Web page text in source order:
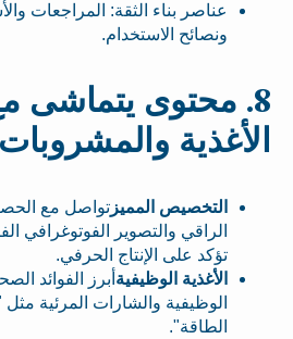
عناصر بناء الثقة: المراجعات
ونصائح الاستخدام.
8. محتوى يتماشى
الأغذية والمشروبات
التخصيص المميز تواصل مع
الراقي والتصوير الفوتوغرافي
تؤكد على الإنتاج الحرفي.
الأغذية الوظيفية أبرز الفوائد
الوظيفية والشارات المرئية
الطاقة".